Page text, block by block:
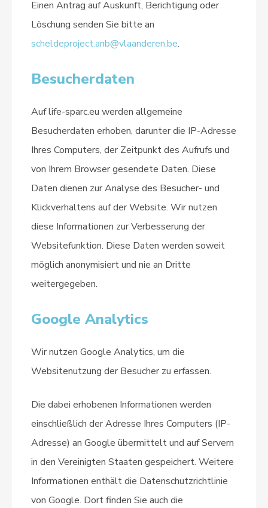
Einen Antrag auf Auskunft, Berichtigung oder
Löschung senden Sie bitte an
scheldeproject.anb@vlaanderen.be.
Besucherdaten
Auf life-sparc.eu werden allgemeine
Besucherdaten erhoben, darunter die IP-Adresse
Ihres Computers, der Zeitpunkt des Aufrufs und
von Ihrem Browser gesendete Daten. Diese
Daten dienen zur Analyse des Besucher- und
Klickverhaltens auf der Website. Wir nutzen
diese Informationen zur Verbesserung der
Websitefunktion. Diese Daten werden soweit
möglich anonymisiert und nie an Dritte
weitergegeben.
Google Analytics
Wir nutzen Google Analytics, um die
Websitenutzung der Besucher zu erfassen.
Die dabei erhobenen Informationen werden
einschließlich der Adresse Ihres Computers (IP-
Adresse) an Google übermittelt und auf Servern
in den Vereinigten Staaten gespeichert. Weitere
Informationen enthält die Datenschutzrichtlinie
von Google. Dort finden Sie auch die